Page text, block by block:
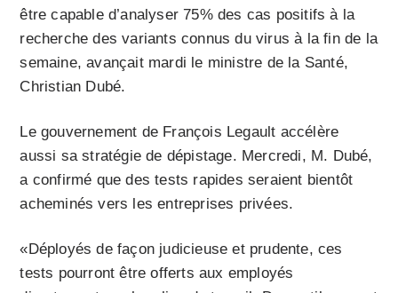
être capable d’analyser 75% des cas positifs à la
recherche des variants connus du virus à la fin de la
semaine, avançait mardi le ministre de la Santé,
Christian Dubé.
Le gouvernement de François Legault accélère
aussi sa stratégie de dépistage. Mercredi, M. Dubé,
a confirmé que des tests rapides seraient bientôt
acheminés vers les entreprises privées.
«Déployés de façon judicieuse et prudente, ces
tests pourront être offerts aux employés